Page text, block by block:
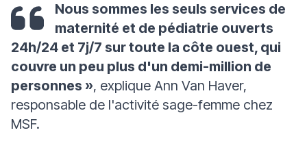
Nous sommes les seuls services de
maternité et de pédiatrie ouverts
24h/24 et 7j/7 sur toute la côte ouest, qui
couvre un peu plus d'un demi-million de
personnes », explique Ann Van Haver,
responsable de l'activité sage-femme chez
MSF.